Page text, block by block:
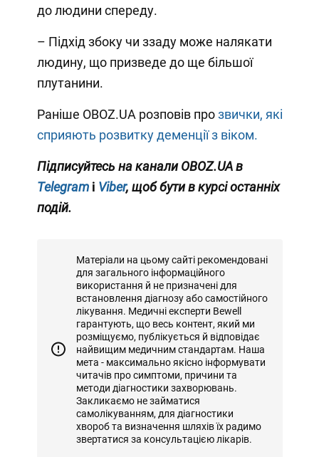
до людини спереду.
– Підхід збоку чи ззаду може налякати
людину, що призведе до ще більшої
плутанини.
Раніше OBOZ.UA розповів прозвички, які
сприяють розвитку деменції з віком.
Підписуйтесь на канали OBOZ.UA в
Telegram і Viber, щоб бути в курсі останніх
подій.
Матеріали на цьому сайті рекомендовані
для загального інформаційного
використання й не призначені для
встановлення діагнозу або самостійного
лікування. Медичні експерти Bewell
гарантують, що весь контент, який ми
розміщуємо, публікується й відповідає
найвищим медичним стандартам. Наша
мета - максимально якісно інформувати
читачів про симптоми, причини та
методи діагностики захворювань.
Закликаємо не займатися
самолікуванням, для діагностики
хвороб та визначення шляхів їх радимо
звертатися за консультацією лікарів.